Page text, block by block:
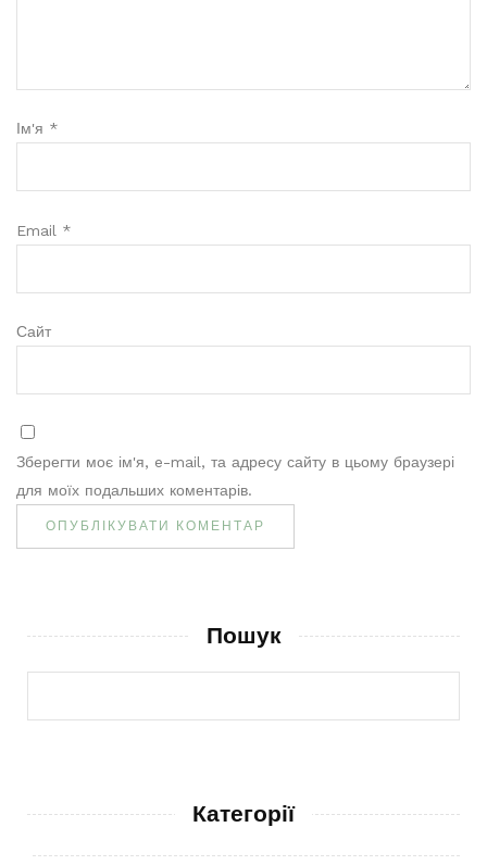
Ім'я *
Email *
Сайт
Зберегти моє ім'я, e-mail, та адресу сайту в цьому браузері
для моїх подальших коментарів.
Пошук
Категорії